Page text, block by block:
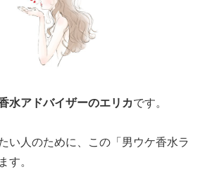
水アドバイザーのエリカです。
い人のために、この「男ウケ香水ラ
す。